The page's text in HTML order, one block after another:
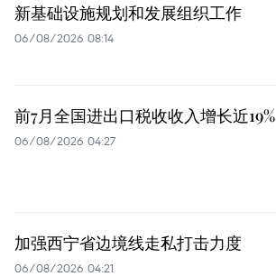
新基础设施规划和发展组织工作
06/08/2026 08:14
前7月全国进出口税收收入增长近19%
06/08/2026 04:27
加强西宁省边境线走私打击力度
06/08/2026 04:21